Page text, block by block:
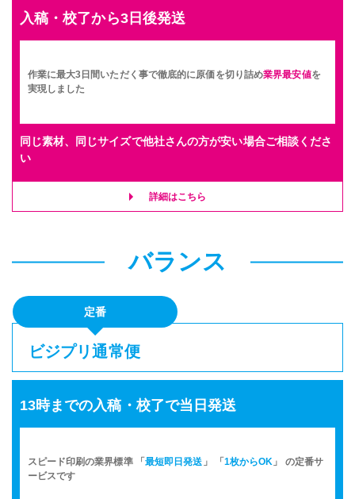
入稿・校了から3日後発送
作業に最大3日間いただく事で徹底的に原価を切り詰め業界最安値を
実現しました
同じ素材、同じサイズで他社さんの方が安い場合ご相談くださ
い
詳細はこちら
バランス
定番
ビジプリ通常便
13時までの入稿・校了で当日発送
スピード印刷の業界標準 「 最短即日発送 」 「 1枚からOK 」 の定番サ
ービスです